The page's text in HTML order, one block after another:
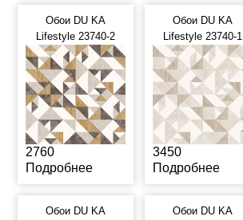
Обои DU KA
Lifestyle 23740-2
2760
Подробнее
Обои DU KA
Lifestyle 23740-1
3450
Подробнее
Обои DU KA
Обои DU KA